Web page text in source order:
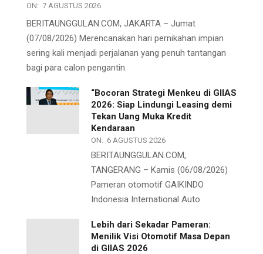
ON: 7 AGUSTUS 2026
BERITAUNGGULAN.COM, JAKARTA – Jumat
(07/08/2026) Merencanakan hari pernikahan impian
sering kali menjadi perjalanan yang penuh tantangan
bagi para calon pengantin.
“Bocoran Strategi Menkeu di GIIAS
2026: Siap Lindungi Leasing demi
Tekan Uang Muka Kredit
Kendaraan
ON: 6 AGUSTUS 2026
BERITAUNGGULAN.COM,
TANGERANG – Kamis (06/08/2026)
Pameran otomotif GAIKINDO
Indonesia International Auto
Lebih dari Sekadar Pameran:
Menilik Visi Otomotif Masa Depan
di GIIAS 2026